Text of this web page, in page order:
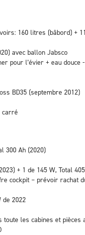
160 litres (bâbord) +
avec ballon Jabsco
pour l’évier + eau
BD35 (septembre 2012)
carré
300 Ah (2020)
+ 1 de 145 W, Total
cockpit – prévoir rachat
de 2022
toute les cabines et pièces